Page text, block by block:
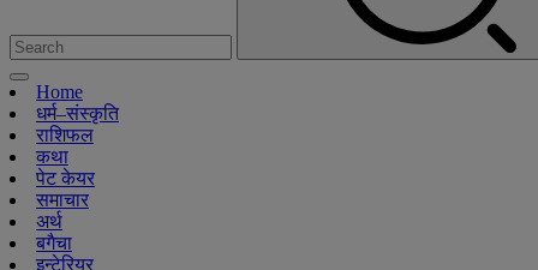
Home
धर्म–संस्कृति
राशिफल
कथा
पेट केयर
समाचार
अर्थ
बगैचा
इन्टेरियर